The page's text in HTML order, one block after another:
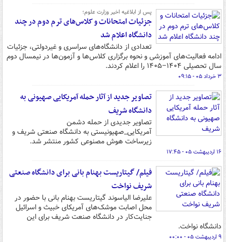
پس از ابلاغیه اخیر وزارت علوم؛
جزئیات امتحانات و کلاس‌های ترم دوم در چند
دانشگاه اعلام شد
تعدادی از دانشگاه‌های سراسری و غیردولتی، جزئیات
ادامه فعالیت‌های آموزشی و نحوه برگزاری کلاس‌ها و آزمون‌ها در نیمسال دوم
سال تحصیلی ۱۴۰۴–۱۴۰۵ را اعلام کردند.
۳ خرداد ۰۵ - ۰۹:۱۵
تصاویر جدید از آثار حمله آمریکایی صهیونی به
دانشگاه شریف
تصاویر جدیدی از حمله دشمن
آمریکایی_صهیونیستی به دانشگاه صنعتی شریف و
زیرساخت هوش مصنوعی کشور منتشر شد.
۱۶ اردیبهشت ۰۵ - ۱۷:۴۵
فیلم/ گیتاریست بهنام بانی برای دانشگاه صنعتی
شریف نواخت
علیرضا الیاسوند گیتاریست بهنام بانی با حضور در
محل اصابت موشک‌های آمریکای خبیث و اسرائیل
جنایت‌کار در دانشگاه صنعت شریف برای این
دانشگاه نواخت.
۹ اردیبهشت ۰۵ - ۰۰:۰۰